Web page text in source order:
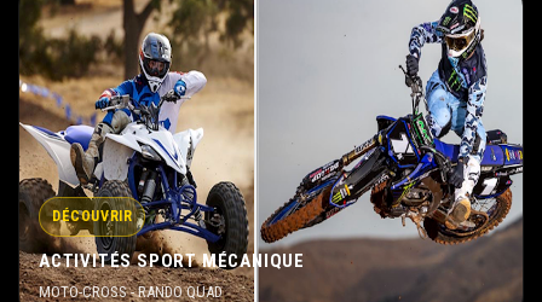
DÉCOUVRIR
ACTIVITÉS SPORT MÉCANIQUE
MOTO-CROSS - RANDO QUAD